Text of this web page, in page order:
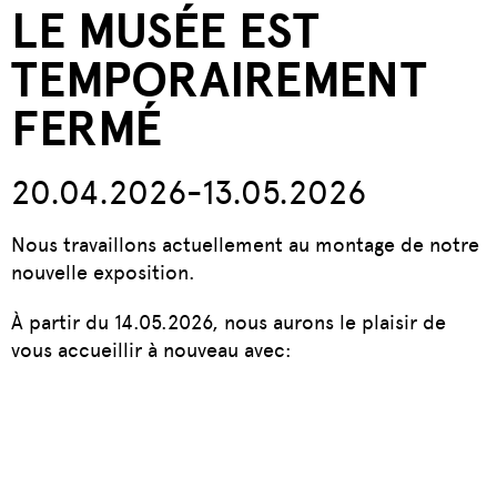
LE MUSÉE EST
TEMPORAIREMENT
FERMÉ
20.04.2026-13.05.2026
Nous travaillons actuellement au montage de notre
nouvelle exposition.
À partir du 14.05.2026, nous aurons le plaisir de
vous accueillir à nouveau avec: